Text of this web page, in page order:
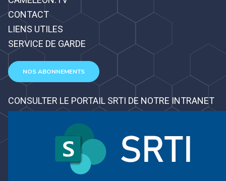
CONTACT
LIENS UTILES
SERVICE DE GARDE
NOS ABONNEMENTS
CONSULTER LE PORTAIL SRTI DE NOTRE INTRANET